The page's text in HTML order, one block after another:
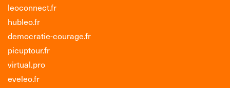
leoconnect.fr
hubleo.fr
democratie-courage.fr
picuptour.fr
virtual.pro
eveleo.fr